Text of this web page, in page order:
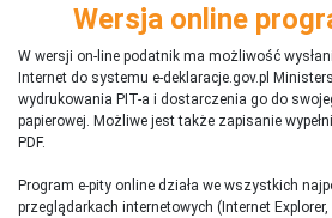
Wersja online
W wersji on-line podatnik ma możliwość
Internet do systemu e-deklaracje.gov.pl
wydrukowania PIT-a i dostarczenia go do
papierowej. Możliwe jest także zapisanie
PDF.
Program e-pity online działa we wszystkich
przeglądarkach internetowych (Internet Explorer,